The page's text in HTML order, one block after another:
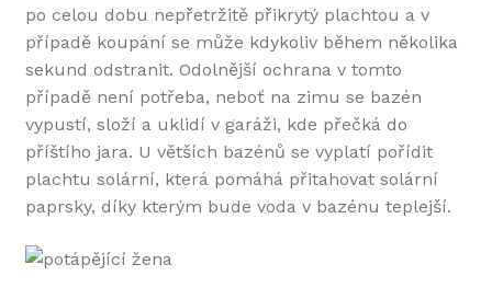
po celou dobu nepřetržitě přikrytý plachtou a v
případě koupání se může kdykoliv během několika
sekund odstranit. Odolnější ochrana v tomto
případě není potřeba, neboť na zimu se bazén
vypustí, složí a uklidí v garáži, kde přečká do
příštího jara. U větších bazénů se vyplatí pořídit
plachtu solární, která pomáhá přitahovat solární
paprsky, díky kterým bude voda v bazénu teplejší.